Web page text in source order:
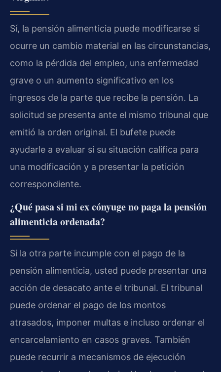
Sí, la pensión alimenticia puede modificarse si
ocurre un cambio material en las circunstancias,
como la pérdida del empleo, una enfermedad
grave o un aumento significativo en los
ingresos de la parte que recibe la pensión. La
solicitud se presenta ante el mismo tribunal que
emitió la orden original. El bufete puede
ayudarle a evaluar si su situación califica para
una modificación y a presentar la petición
correspondiente.
¿Qué pasa si mi ex cónyuge no paga la pensión
alimenticia ordenada?
Si la otra parte incumple con el pago de la
pensión alimenticia, usted puede presentar una
acción de desacato ante el tribunal. El tribunal
puede ordenar el pago de los montos
atrasados, imponer multas e incluso ordenar el
encarcelamiento en casos graves. También
puede recurrir a mecanismos de ejecución